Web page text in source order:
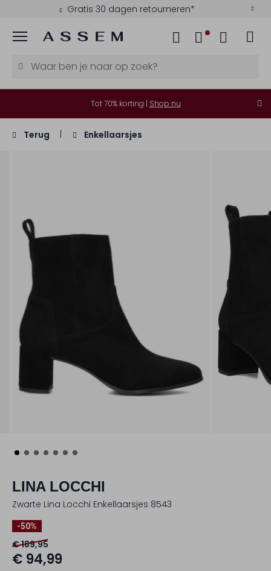
Gratis 30 dagen retourneren*
Menu
Tot 70% korting | Shop nu
Terug Enkellaarsjes
LINA LOCCHI
Zwarte Lina Locchi Enkellaarsjes 8543
-50%
€ 189,95
€ 94,99